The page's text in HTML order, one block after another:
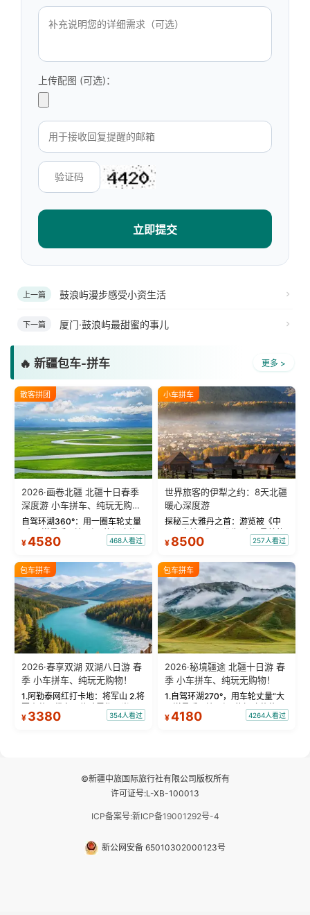
上传配图 (可选)：
立即提交
上一篇 鼓浪屿漫步感受小资生活
下一篇 厦门·鼓浪屿最甜蜜的事儿
🔥 新疆包车-拼车 更多 >
散客拼团
2026·画卷北疆 北疆十日春季
深度游 小车拼车、纯玩无购
物！
自驾环湖360°：用一圈车轮丈量
“大西洋最后一滴眼泪”的极致蔚
蓝。 赛湖旅拍：甄选多款风格服
绝美瞬间。 赛湖坦克300跟车视
频：专业摄影师...
¥4580 468人看过
小车拼车
世界旅客的伊犁之约：8天北疆
暖心深度游
探秘三大雅丹之首：游览被《中
国国家地理》评选为“中国最美的
三大雅丹”第一名的克拉玛依魔鬼
瓦人最大村落——禾木村，欣赏
晨雾与小木...
¥ 8500 257人看过
包车拼车
2026·春享双湖 双湖八日游 春
季 小车拼车、纯玩无购物！
1.阿勒泰网红打卡地：将军山 2.将
军山落日缆车，体验雪都风光 3.
将军山，夕阳派对，蹦迪party 4.
¥ 3380 354人看过
包车拼车
2026·秘境疆途 北疆十日游 春
季 小车拼车、纯玩无购物！
1.自驾环湖270°，用车轮丈量“大
西洋最后一滴眼泪”的极致蔚蓝，
让雪山、花海与深邃湖水在转弯
¥4180 4264人看过
©新疆中旅国际旅行社有限公司版权所有
许可证号:L-XB-100013
ICP备案号:新ICP备19001292号-4
新公网安备 65010302000123号